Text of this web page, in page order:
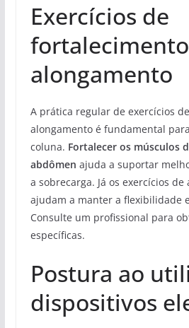
Exercícios de
alongamento
A prática regular de exercícios
alongamento é fundamental
coluna. Fortalecer os músculos
abdômen ajuda a suportar
a sobrecarga. Já os exercícios
ajudam a manter a flexibilidade
Consulte um profissional para
específicas.
Postura ao
dispositivos